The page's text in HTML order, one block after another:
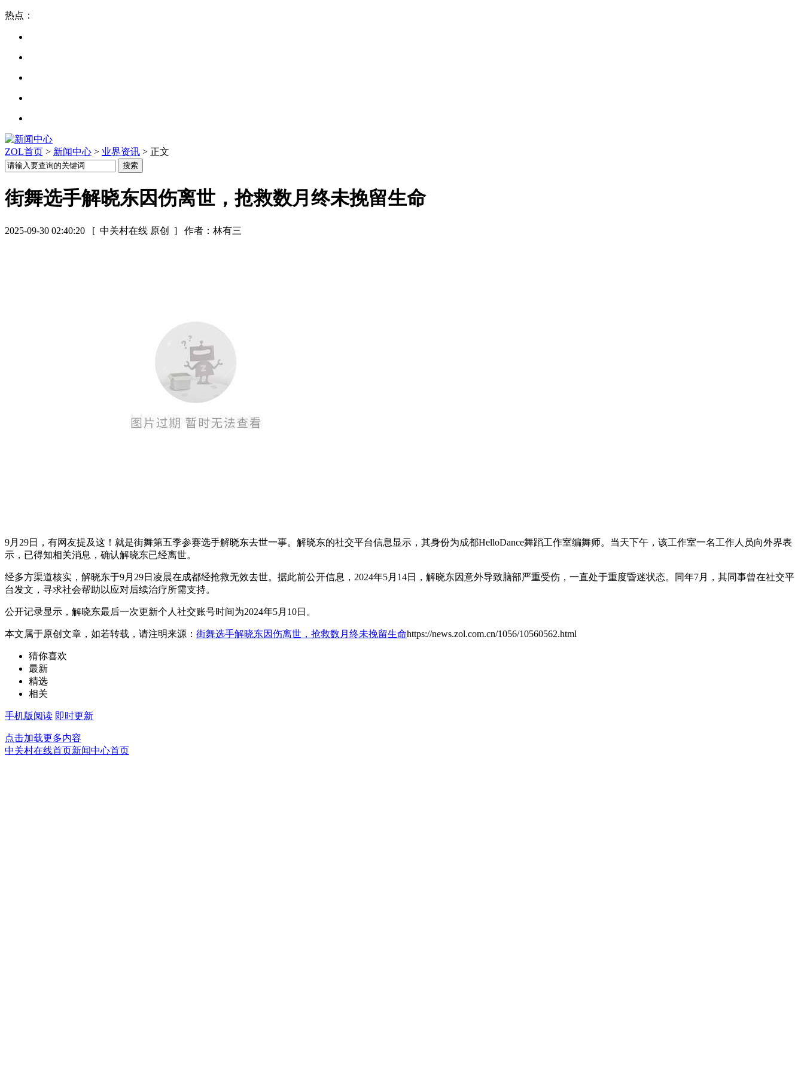
热点：
ZOL首页 > 新闻中心 > 业界资讯 > 正文
街舞选手解晓东因伤离世，抢救数月终未挽留生命
2025-09-30 02:40:20 [ 中关村在线 原创 ] 作者：林有三
9月29日，有网友提及这！就是街舞第五季参赛选手解晓东去世一事。解晓东的社交平台信息显示，其身份为成都HelloDance舞蹈工作室编舞师。当天下午，该工作室一名工作人员向外界表
示，已得知相关消息，确认解晓东已经离世。
经多方渠道核实，解晓东于9月29日凌晨在成都经抢救无效去世。据此前公开信息，2024年5月14日，解晓东因意外导致脑部严重受伤，一直处于重度昏迷状态。同年7月，其同事曾在社交平
台发文，寻求社会帮助以应对后续治疗所需支持。
公开记录显示，解晓东最后一次更新个人社交账号时间为2024年5月10日。
本文属于原创文章，如若转载，请注明来源： 街舞选手解晓东因伤离世，抢救数月终未挽留生命https://news.zol.com.cn/1056/10560562.html
猜你喜欢
最新
精选
相关
手机版阅读 即时更新
点击加载更多内容
中关村在线首页新闻中心首页